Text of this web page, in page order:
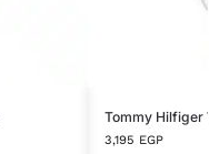
Tommy Hilfiger
3,195 EGP